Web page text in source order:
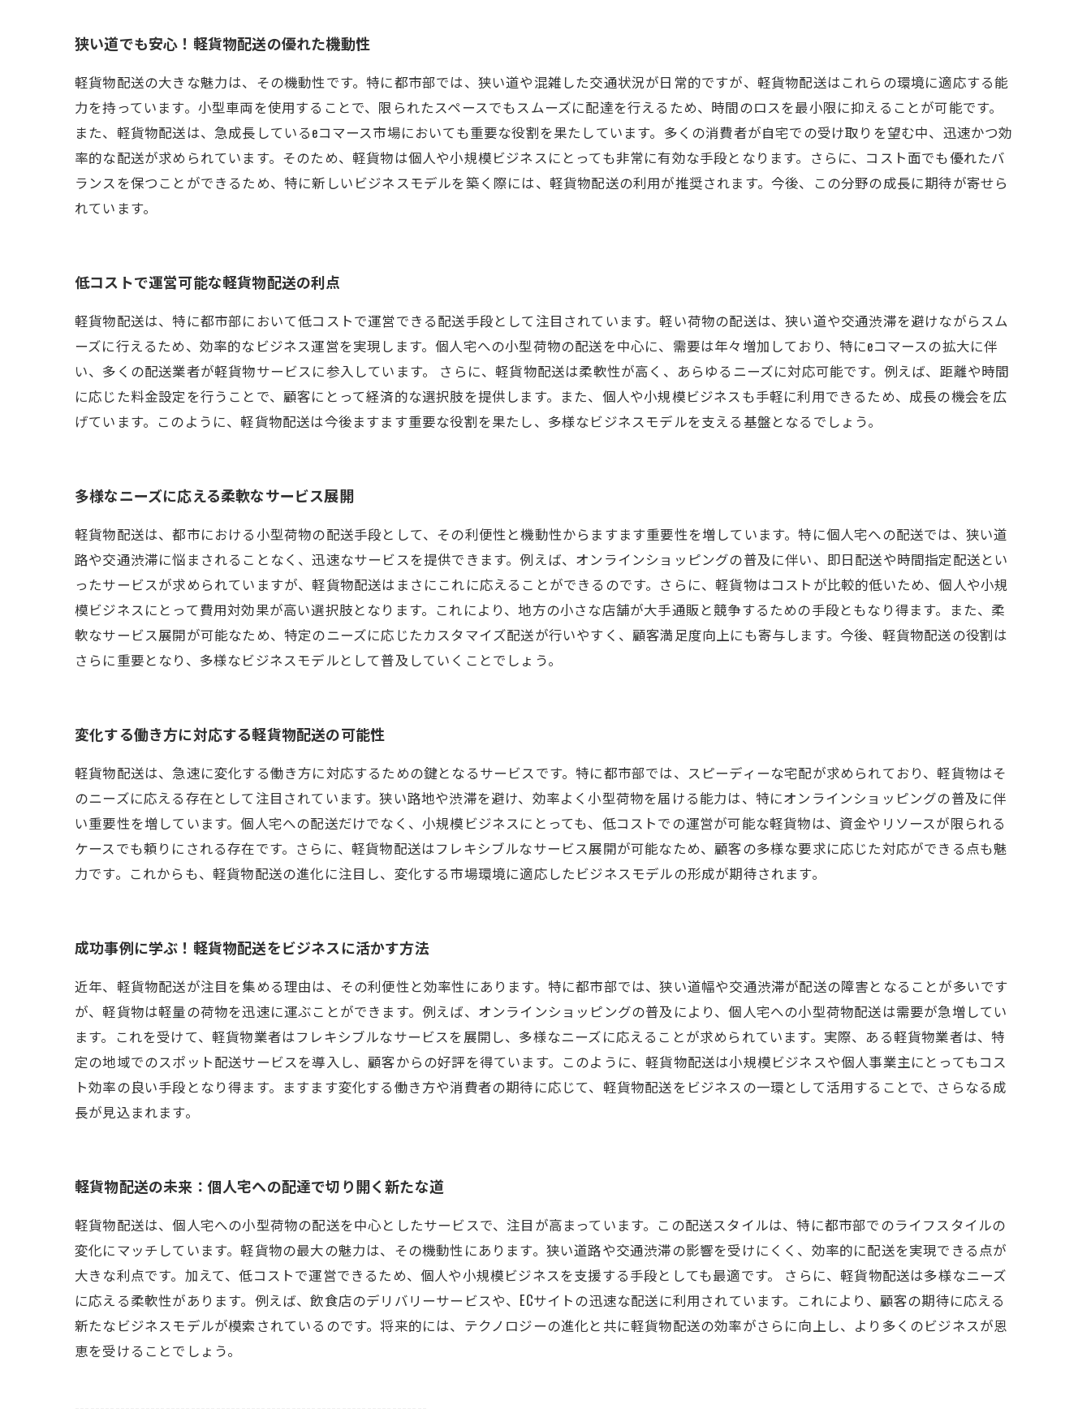
狭い道でも安心！軽貨物配送の優れた機動性
軽貨物配送の大きな魅力は、その機動性です。特に都市部では、狭い道や混雑した交通状況が日常的ですが、軽貨物配送はこれらの環境に適応する能
力を持っています。小型車両を使用することで、限られたスペースでもスムーズに配達を行えるため、時間のロスを最小限に抑えることが可能です。
また、軽貨物配送は、急成長しているeコマース市場においても重要な役割を果たしています。多くの消費者が自宅での受け取りを望む中、迅速かつ効
率的な配送が求められています。そのため、軽貨物は個人や小規模ビジネスにとっても非常に有効な手段となります。さらに、コスト面でも優れたバ
ランスを保つことができるため、特に新しいビジネスモデルを築く際には、軽貨物配送の利用が推奨されます。今後、この分野の成長に期待が寄せら
れています。
低コストで運営可能な軽貨物配送の利点
軽貨物配送は、特に都市部において低コストで運営できる配送手段として注目されています。軽い荷物の配送は、狭い道や交通渋滞を避けながらスム
ーズに行えるため、効率的なビジネス運営を実現します。個人宅への小型荷物の配送を中心に、需要は年々増加しており、特にeコマースの拡大に伴
い、多くの配送業者が軽貨物サービスに参入しています。 さらに、軽貨物配送は柔軟性が高く、あらゆるニーズに対応可能です。例えば、距離や時間
に応じた料金設定を行うことで、顧客にとって経済的な選択肢を提供します。また、個人や小規模ビジネスも手軽に利用できるため、成長の機会を広
げています。このように、軽貨物配送は今後ますます重要な役割を果たし、多様なビジネスモデルを支える基盤となるでしょう。
多様なニーズに応える柔軟なサービス展開
軽貨物配送は、都市における小型荷物の配送手段として、その利便性と機動性からますます重要性を増しています。特に個人宅への配送では、狭い道
路や交通渋滞に悩まされることなく、迅速なサービスを提供できます。例えば、オンラインショッピングの普及に伴い、即日配送や時間指定配送とい
ったサービスが求められていますが、軽貨物配送はまさにこれに応えることができるのです。さらに、軽貨物はコストが比較的低いため、個人や小規
模ビジネスにとって費用対効果が高い選択肢となります。これにより、地方の小さな店舗が大手通販と競争するための手段ともなり得ます。また、柔
軟なサービス展開が可能なため、特定のニーズに応じたカスタマイズ配送が行いやすく、顧客満足度向上にも寄与します。今後、軽貨物配送の役割は
さらに重要となり、多様なビジネスモデルとして普及していくことでしょう。
変化する働き方に対応する軽貨物配送の可能性
軽貨物配送は、急速に変化する働き方に対応するための鍵となるサービスです。特に都市部では、スピーディーな宅配が求められており、軽貨物はそ
のニーズに応える存在として注目されています。狭い路地や渋滞を避け、効率よく小型荷物を届ける能力は、特にオンラインショッピングの普及に伴
い重要性を増しています。個人宅への配送だけでなく、小規模ビジネスにとっても、低コストでの運営が可能な軽貨物は、資金やリソースが限られる
ケースでも頼りにされる存在です。さらに、軽貨物配送はフレキシブルなサービス展開が可能なため、顧客の多様な要求に応じた対応ができる点も魅
力です。これからも、軽貨物配送の進化に注目し、変化する市場環境に適応したビジネスモデルの形成が期待されます。
成功事例に学ぶ！軽貨物配送をビジネスに活かす方法
近年、軽貨物配送が注目を集める理由は、その利便性と効率性にあります。特に都市部では、狭い道幅や交通渋滞が配送の障害となることが多いです
が、軽貨物は軽量の荷物を迅速に運ぶことができます。例えば、オンラインショッピングの普及により、個人宅への小型荷物配送は需要が急増してい
ます。これを受けて、軽貨物業者はフレキシブルなサービスを展開し、多様なニーズに応えることが求められています。実際、ある軽貨物業者は、特
定の地域でのスポット配送サービスを導入し、顧客からの好評を得ています。このように、軽貨物配送は小規模ビジネスや個人事業主にとってもコス
ト効率の良い手段となり得ます。ますます変化する働き方や消費者の期待に応じて、軽貨物配送をビジネスの一環として活用することで、さらなる成
長が見込まれます。
軽貨物配送の未来：個人宅への配達で切り開く新たな道
軽貨物配送は、個人宅への小型荷物の配送を中心としたサービスで、注目が高まっています。この配送スタイルは、特に都市部でのライフスタイルの
変化にマッチしています。軽貨物の最大の魅力は、その機動性にあります。狭い道路や交通渋滞の影響を受けにくく、効率的に配送を実現できる点が
大きな利点です。加えて、低コストで運営できるため、個人や小規模ビジネスを支援する手段としても最適です。 さらに、軽貨物配送は多様なニーズ
に応える柔軟性があります。例えば、飲食店のデリバリーサービスや、ECサイトの迅速な配送に利用されています。これにより、顧客の期待に応える
新たなビジネスモデルが模索されているのです。将来的には、テクノロジーの進化と共に軽貨物配送の効率がさらに向上し、より多くのビジネスが恩
恵を受けることでしょう。